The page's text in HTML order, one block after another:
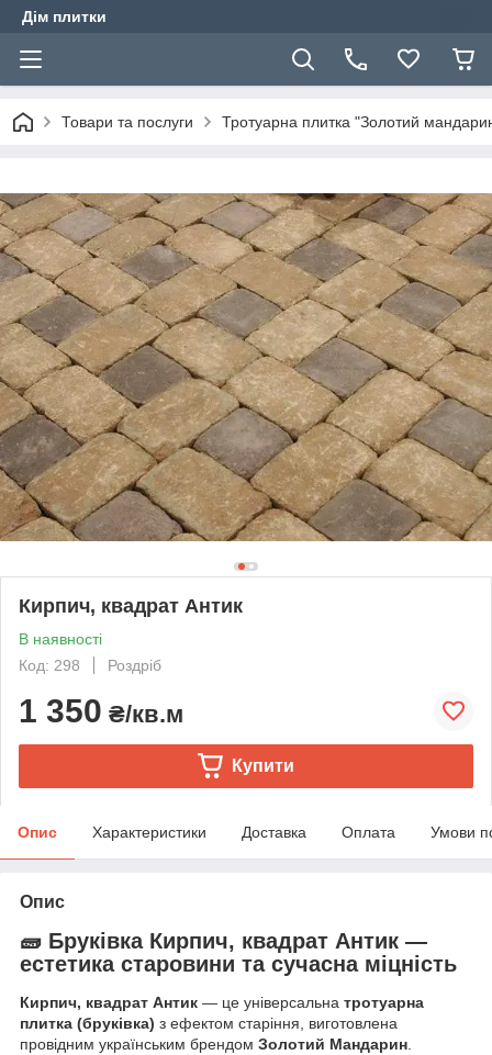
Дім плитки
Товари та послуги Тротуарна плитка "Золотий
Кирпич, квадрат Антик
В наявності
Код: 298
Роздріб
1 350 ₴/кв.м
Купити
Опис Характеристики Доставка Оплата Умови
Опис
🧱 Бруківка Кирпич, квадрат Антик —
естетика старовини та сучасна міцність
Кирпич, квадрат Антик — це універсальна тротуарна
плитка (бруківка) з ефектом старіння, виготовлена
провідним українським брендом Золотий Мандарин.